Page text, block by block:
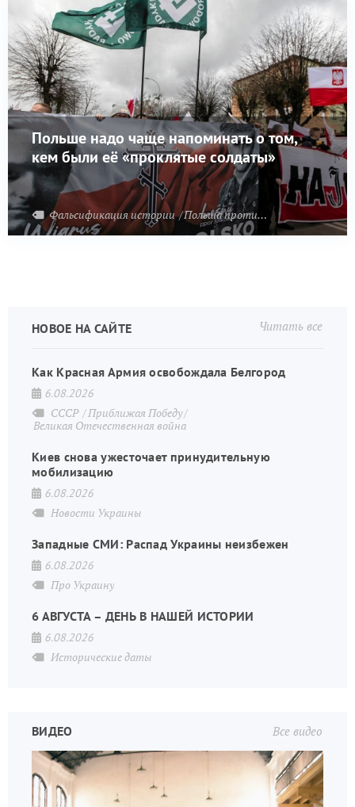
Польше надо чаще напоминать о том,
кем были её «проклятые солдаты»
Фальсификация истории Польша против Белоруссии
Читать все
НОВОЕ НА САЙТЕ
Как Красная Армия освобождала Белгород
6.08.2026
СССР
Приближая Победу
Великая Отечественная война
Киев снова ужесточает принудительную
мобилизацию
6.08.2026
Новости Украины
Западные СМИ: Распад Украины неизбежен
6.08.2026
Про Украину
6 АВГУСТА – ДЕНЬ В НАШЕЙ ИСТОРИИ
6.08.2026
Исторические даты
Все видео
ВИДЕО